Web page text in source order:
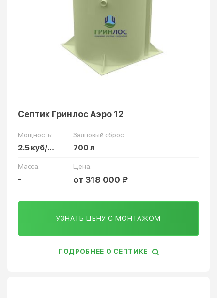
Септик Гринлос Аэро 12
Мощность:
2.5 куб/сут
Залповый сброс:
700 л
Масса:
-
Цена:
от 318 000 ₽
УЗНАТЬ ЦЕНУ С МОНТАЖОМ
ПОДРОБНЕЕ О СЕПТИКЕ